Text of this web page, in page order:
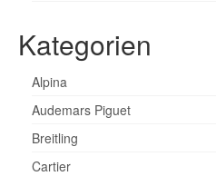
Kategorien
Alpina
Audemars Piguet
Breitling
Cartier